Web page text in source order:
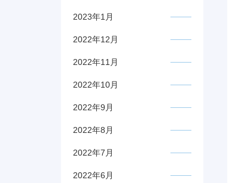
2023年1月
2022年12月
2022年11月
2022年10月
2022年9月
2022年8月
2022年7月
2022年6月